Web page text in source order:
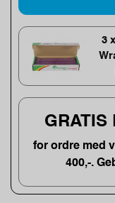
3
GRATIS
for ordre med
400,-.